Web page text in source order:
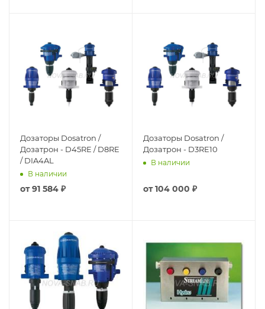
Дозаторы Dosatron /
Дозатрон - D45RE / D8RE
/ DIA4AL
В наличии
от91 584 ₽
Дозаторы Dosatron /
Дозатрон - D3RE10
В наличии
от104 000 ₽